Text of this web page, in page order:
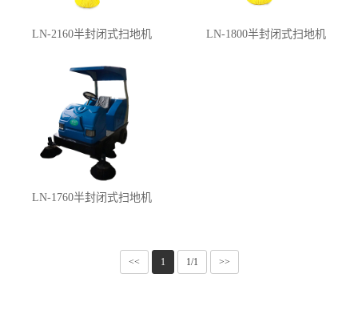
LN-2160半封闭式扫地机 LN-1800半封闭式扫地机
LN-1760半封闭式扫地机
<< 1 1/1 >>